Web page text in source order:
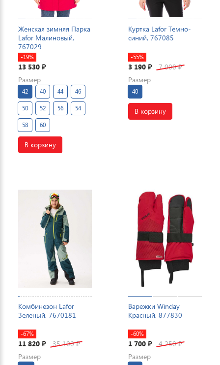
Женская зимняя Парка
Lafor Малиновый,
767029
-19%
13 530 ₽
Размер
42 40 44 46
50 52 56 54
58 60
В корзину
Куртка Lafor Темно-
синий, 767085
-55%
3 190 ₽ 7 000₽
Размер
40
В корзину
Комбинезон Lafor
Зеленый, 7670181
-67%
11 820 ₽ 35 100₽
Размер
Варежки Winday
Красный, 877830
-60%
1 700 ₽ 4 250₽
Размер